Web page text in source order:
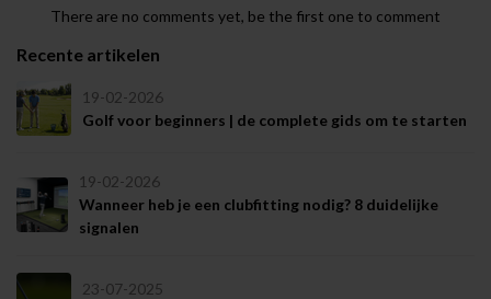
There are no comments yet, be the first one to comment
Recente artikelen
19-02-2026
Golf voor beginners | de complete gids om te starten
19-02-2026
Wanneer heb je een clubfitting nodig? 8 duidelijke
signalen
23-07-2025